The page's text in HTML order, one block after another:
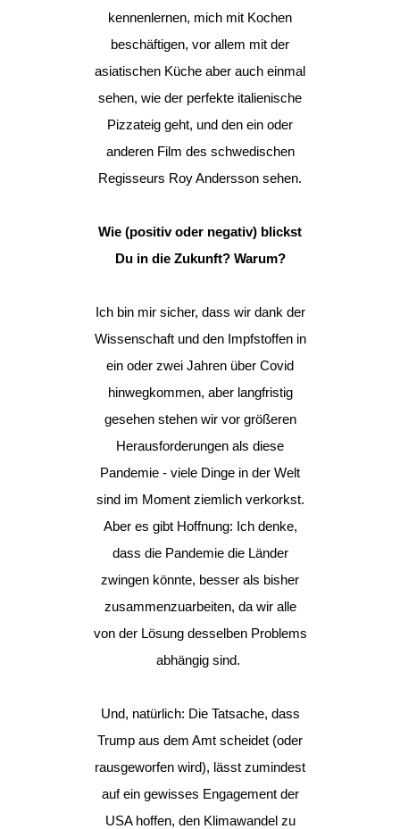
kennenlernen, mich mit Kochen
beschäftigen, vor allem mit der
asiatischen Küche aber auch einmal
sehen, wie der perfekte italienische
Pizzateig geht, und den ein oder
anderen Film des schwedischen
Regisseurs Roy Andersson sehen.
Wie (positiv oder negativ) blickst
Du in die Zukunft? Warum?
Ich bin mir sicher, dass wir dank der
Wissenschaft und den Impfstoffen in
ein oder zwei Jahren über Covid
hinwegkommen, aber langfristig
gesehen stehen wir vor größeren
Herausforderungen als diese
Pandemie - viele Dinge in der Welt
sind im Moment ziemlich verkorkst.
Aber es gibt Hoffnung: Ich denke,
dass die Pandemie die Länder
zwingen könnte, besser als bisher
zusammenzuarbeiten, da wir alle
von der Lösung desselben Problems
abhängig sind.
Und, natürlich: Die Tatsache, dass
Trump aus dem Amt scheidet (oder
rausgeworfen wird), lässt zumindest
auf ein gewisses Engagement der
USA hoffen, den Klimawandel zu